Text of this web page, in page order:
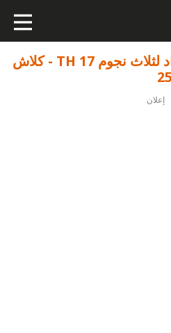
تصميم قاعدة حرب مضاد لثلاث نجوم TH 17 - كلاش
إعلان